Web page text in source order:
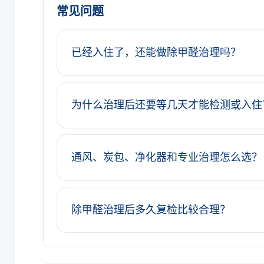
常见问题
已经入住了，还能做除甲醛治理吗？
为什么治理后还要等几天才能检测或入
通风、炭包、净化器和专业治理怎么选？
除甲醛治理后多久复检比较合理？